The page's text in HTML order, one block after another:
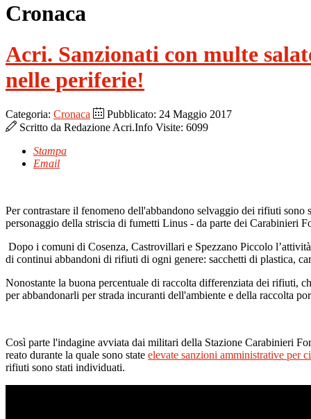
Cronaca
Acri. Sanzionati con multe
nelle periferie!
Categoria: Cronaca
Pubblicato: 24 Maggio 2017
Scritto da Redazione Acri.Info Visite: 6099
Stampa
Email
Per contrastare il fenomeno dell'abbandono selvaggio dei rifiuti
personaggio della striscia di fumetti Linus - da parte dei Carabinieri
Dopo i comuni di Cosenza, Castrovillari e Spezzano Piccolo
di continui abbandoni di rifiuti di ogni genere: sacchetti di plastica,
Nonostante la buona percentuale di raccolta differenziata dei rifiuti,
per abbandonarli per strada incuranti dell'ambiente e della raccolta
Così parte l'indagine avviata dai militari della Stazione Carabinieri
reato durante la quale sono state elevate sanzioni amministrative per
rifiuti sono stati individuati.